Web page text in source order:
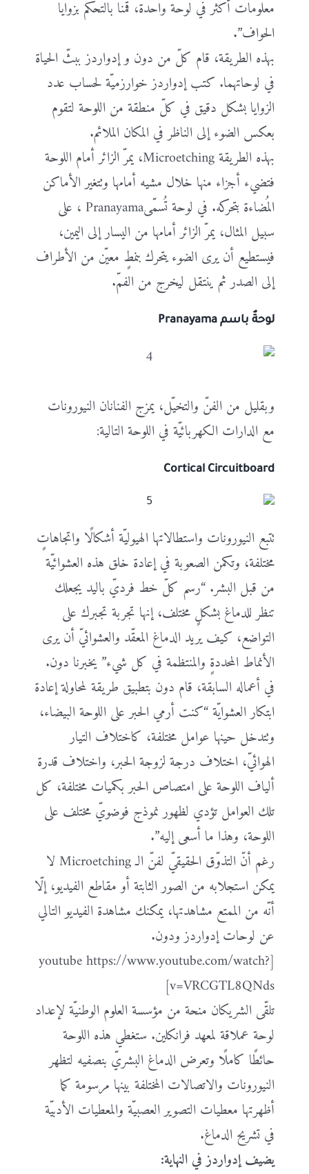
معلومات أكثر في لوحة واحدة، قمنا بالتحكم بزوايا
الحواف”.
بهذه الطريقة، قام كلّ من دون و إدواردز ببثّ الحياة
في لوحاتهما. كتب إدواردز خوارزميّة لحساب عدد
الزوايا بشكل دقيق في كلّ منطقة من اللوحة لتقوم
بعكس الضوء إلى الناظر في المكان الملائم.
بهذه الطريقة Microetching، يمرّ الزائر أمام اللوحة
فتضيء أجزاء منها خلال مشيه أمامها وتتغير الأماكن
المُضاءة بتحركه. في لوحة تُسمّىPranayama ، على
سبيل المثال، يمرّ الزائر أمامها من اليسار إلى اليمين،
فيستطيع أن يرى الضوء يتحرك بنمطٍ معيّن من الأطراف
إلى الصدر ثم ينتقل ليخرج من الفمّ.
لوحةٌ باسم Pranayama
وبقليل من الفنّ والتخيّل، يمزج الفنانان النيورونات
مع الدارات الكهربائيّة في اللوحة التالية:
Cortical Circuitboard
تتبع النيورونات واستطالاتها الهيوليّة أشكالًا واتجاهاتٍ
مختلفة، وتكمن الصعوبة في إعادة خلق هذه العشوائيّة
من قبل البشر. “رسم كلّ خط فرديّ باليد يجعلك
تنظر للدماغ بشكلٍ مختلف، إنها تجربة تجبرك على
التواضع، كيف يريد الدماغ المعقّد والعشوائيّ أن يرى
الأنماط المحددةٍ والمنتظمة في كل شيء” يخبرنا دون.
في أعماله السابقة، قام دون بتطبيق طريقة لمحاولة إعادة
ابتكار العشوايّة “كنت أرمي الحبر على اللوحة البيضاء،
وتتدخل حينها عوامل مختلفة، كاختلاف التيار
الهوائيّ، اختلاف درجة لزوجة الحبر، واختلاف قدرة
ألياف اللوحة على امتصاص الحبر بكميات مختلفة، كل
تلك العوامل تؤدي لظهور نموذج فوضويّ مختلف على
اللوحة، وهذا ما أسعى إليه”.
رغم أنّ التذوّق الحقيقيّ لفنّ الـ Microetching لا
يمكن استجلابه من الصور الثابتة أو مقاطع الفيديو، إلّا
أنّه من الممتع مشاهدتها، يمكنك مشاهدة الفيديو التالي
عن لوحات إدواردز ودون.
[youtube https://www.youtube.com/watch?
v=VRCGTL8QNds]
تلقّى الشريكان منحة من مؤسسة العلوم الوطنيّة لإعداد
لوحة عملاقة لمعهد فرانكلين. ستغطي هذه اللوحة
حائطًا كاملًا وتعرض الدماغ البشريّ بنصفيه لتظهر
النيورونات والاتصالات المختلفة بينها مرسومة كما
أظهرتها معطيات التصوير العصبيّة والمعطيات الأدبيّة
في تشريح الدماغ.
يضيف إدواردز في النهاية: